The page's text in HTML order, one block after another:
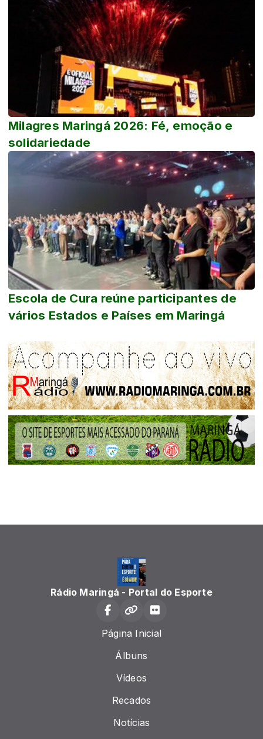
Milagres Maringá 2026: Fé, emoção e
solidariedade
Escola de Cura reúne participantes de
vários Estados e Países em Maringá
Rádio Maringá - Portal do Esporte
Página Inicial
Álbuns
Vídeos
Recados
Notícias